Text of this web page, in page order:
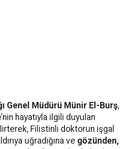
Genel Müdürü Münir El-Burş,
hayatıyla ilgili duyulan
Filistinli doktorun işgal
uğradığına ve gözünden,